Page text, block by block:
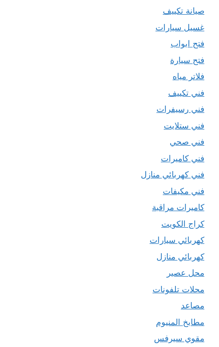
صيانة تكييف
غسيل سيارات
فتح ابواب
فتح سيارة
فلاتر مياه
فني تكييف
فني رسيفرات
فني ستلايت
فني صحي
فني كاميرات
فني كهربائي منازل
فني مكيفات
كاميرات مراقبة
كراج الكويت
كهربائي سيارات
كهربائي منازل
محل عصير
محلات تلفونات
مصاعد
مطابخ المنيوم
مقوي سيرفس